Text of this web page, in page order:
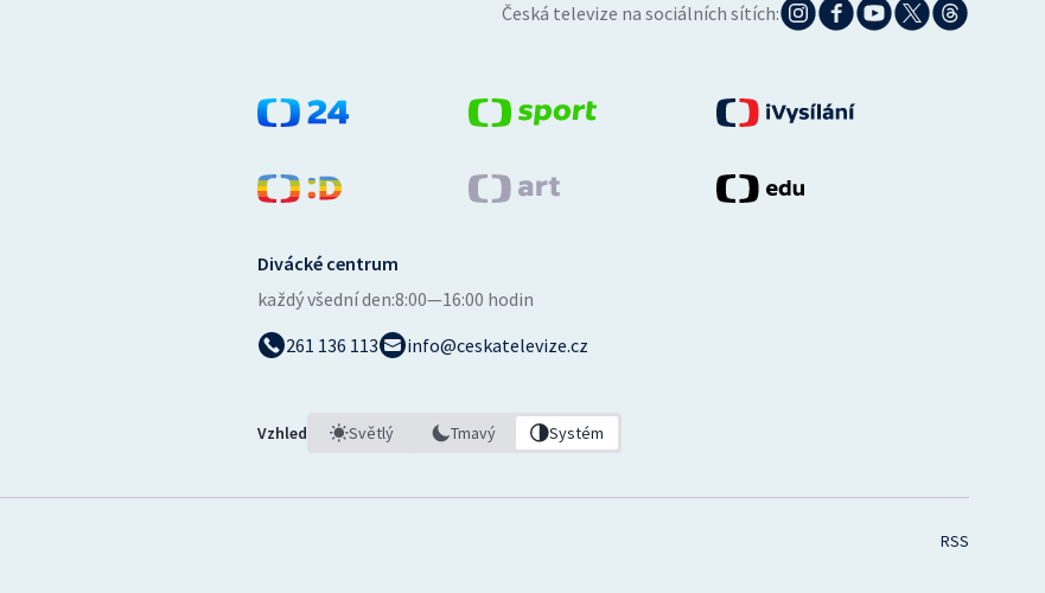
Česká televize na sociálních sítích:
Divácké centrum
každý všední den:8:00—16:00 hodin
261 136 113
info@ceskatelevize.cz
Vzhled Světlý Tmavý Systém
RSS